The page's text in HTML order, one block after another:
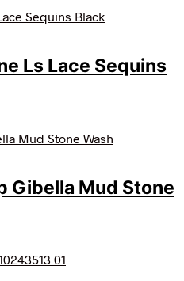
Ls Lace Sequins
kr..
Gibella Mud Stone